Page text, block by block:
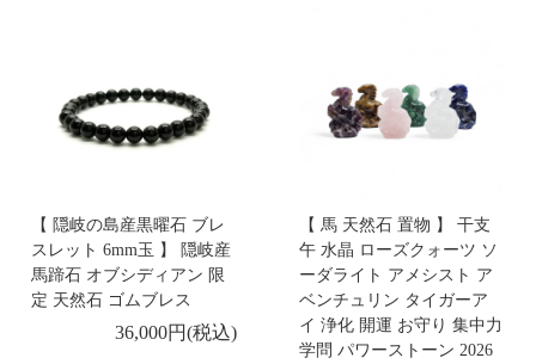
-新着商品 -
3/4
-新着商品 -
【 碧玉 4mm K18 ミラーボール ブレスレット 】
【 隠岐の島産黒曜石 ブレ
スレット 6mm玉 】 隠岐産
馬蹄石 オブシディアン 限
定 天然石 ゴムブレス
36,000円(税込)
【 馬 天然石 置物 】 干支
午 水晶 ローズクォーツ ソ
ーダライト アメシスト ア
ベンチュリン タイガーア
イ 浄化 開運 お守り 集中力
学問 パワーストーン 2026